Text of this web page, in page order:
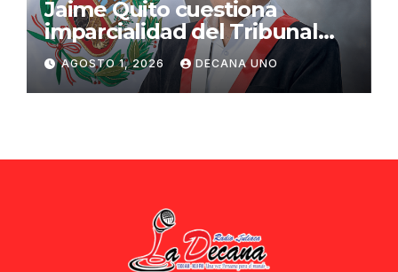
Jaime Quito cuestiona
imparcialidad del Tribunal
Constitucional tras liberación
de Ollanta Humala
AGOSTO 1, 2026 DECANA UNO